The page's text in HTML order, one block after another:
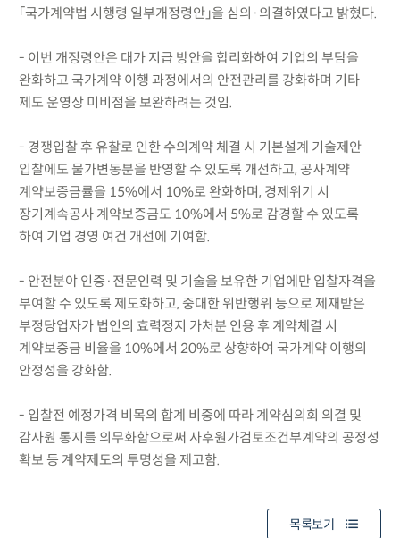
「국가계약법 시행령 일부개정령안」을 심의·의결하였다고 밝혔다.
- 이번 개정령안은 대가 지급 방안을 합리화하여 기업의 부담을
완화하고 국가계약 이행 과정에서의 안전관리를 강화하며 기타
제도 운영상 미비점을 보완하려는 것임.
- 경쟁입찰 후 유찰로 인한 수의계약 체결 시 기본설계 기술제안
입찰에도 물가변동분을 반영할 수 있도록 개선하고, 공사계약
계약보증금률을 15%에서 10%로 완화하며, 경제위기 시
장기계속공사 계약보증금도 10%에서 5%로 감경할 수 있도록
하여 기업 경영 여건 개선에 기여함.
- 안전분야 인증·전문인력 및 기술을 보유한 기업에만 입찰자격을
부여할 수 있도록 제도화하고, 중대한 위반행위 등으로 제재받은
부정당업자가 법인의 효력정지 가처분 인용 후 계약체결 시
계약보증금 비율을 10%에서 20%로 상향하여 국가계약 이행의
안정성을 강화함.
- 입찰전 예정가격 비목의 합계 비중에 따라 계약심의회 의결 및
감사원 통지를 의무화함으로써 사후원가검토조건부계약의 공정성
확보 등 계약제도의 투명성을 제고함.
목록보기